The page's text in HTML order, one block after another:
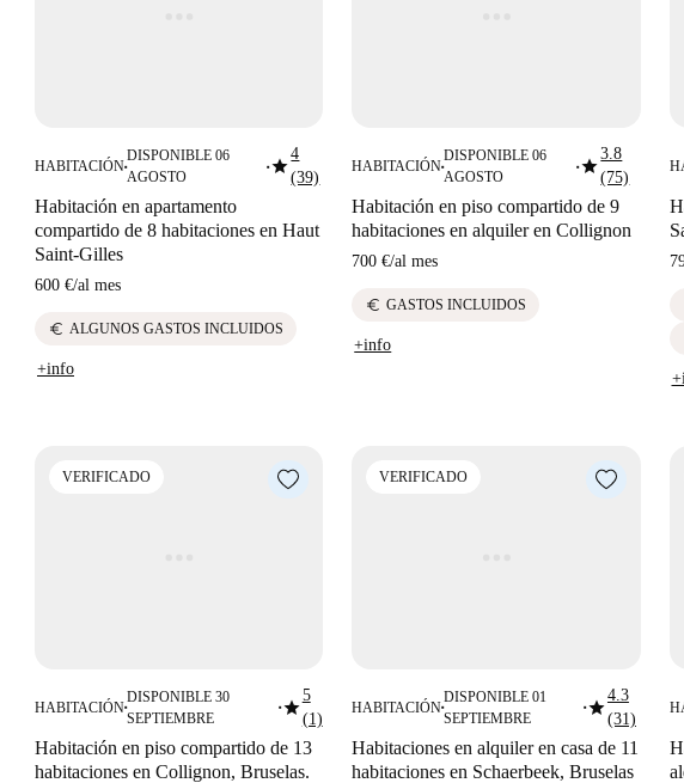
HABITACIÓN■
DISPONIBLE 06
AGOSTO
■star4
(39)
Habitación en apartamento
compartido de 8 habitaciones en Haut
Saint-Gilles
600 €/al mes
euro ALGUNOS GASTOS INCLUIDOS
+info
HABITACIÓN■
DISPONIBLE 06
AGOSTO
■star3.8
(75)
Habitación en piso compartido de 9
habitaciones en alquiler en Collignon
700 €/al mes
euro GASTOS INCLUIDOS
+info
VERIFICADO
HABITACIÓN■
DISPONIBLE 30
SEPTIEMBRE
■star5
(1)
Habitación en piso compartido de 13
habitaciones en Collignon, Bruselas.
VERIFICADO
HABITACIÓN■
DISPONIBLE 01
SEPTIEMBRE
■star4.3
(31)
Habitaciones en alquiler en casa de 11
habitaciones en Schaerbeek, Bruselas